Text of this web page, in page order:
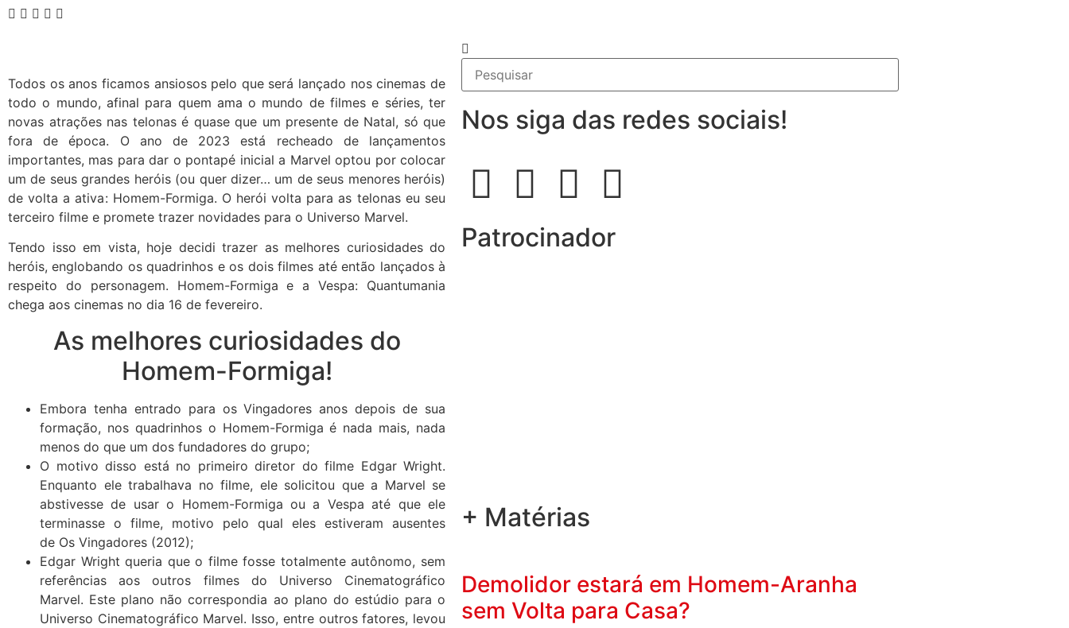
Todos os anos ficamos ansiosos pelo que será lançado nos cinemas de
todo o mundo, afinal para quem ama o mundo de filmes e séries, ter
novas atrações nas telonas é quase que um presente de Natal, só que
fora de época. O ano de 2023 está recheado de lançamentos
importantes, mas para dar o pontapé inicial a Marvel optou por colocar
um de seus grandes heróis (ou quer dizer… um de seus menores heróis)
de volta a ativa: Homem-Formiga. O herói volta para as telonas eu seu
terceiro filme e promete trazer novidades para o Universo Marvel.
Tendo isso em vista, hoje decidi trazer as melhores curiosidades do
heróis, englobando os quadrinhos e os dois filmes até então lançados à
respeito do personagem. Homem-Formiga e a Vespa: Quantumania
chega aos cinemas no dia 16 de fevereiro.
As melhores curiosidades do
Homem-Formiga!
Embora tenha entrado para os Vingadores anos depois de sua
formação, nos quadrinhos o Homem-Formiga é nada mais, nada
menos do que um dos fundadores do grupo;
O motivo disso está no primeiro diretor do filme Edgar Wright.
Enquanto ele trabalhava no filme, ele solicitou que a Marvel se
abstivesse de usar o Homem-Formiga ou a Vespa até que ele
terminasse o filme, motivo pelo qual eles estiveram ausentes
de Os Vingadores (2012);
Edgar Wright queria que o filme fosse totalmente autônomo, sem
referências aos outros filmes do Universo Cinematográfico
Marvel. Este plano não correspondia ao plano do estúdio para o
Universo Cinematográfico Marvel. Isso, entre outros fatores, levou
Nos siga das redes sociais!
Patrocinador
+ Matérias
Demolidor estará em Homem-Aranha
sem Volta para Casa?